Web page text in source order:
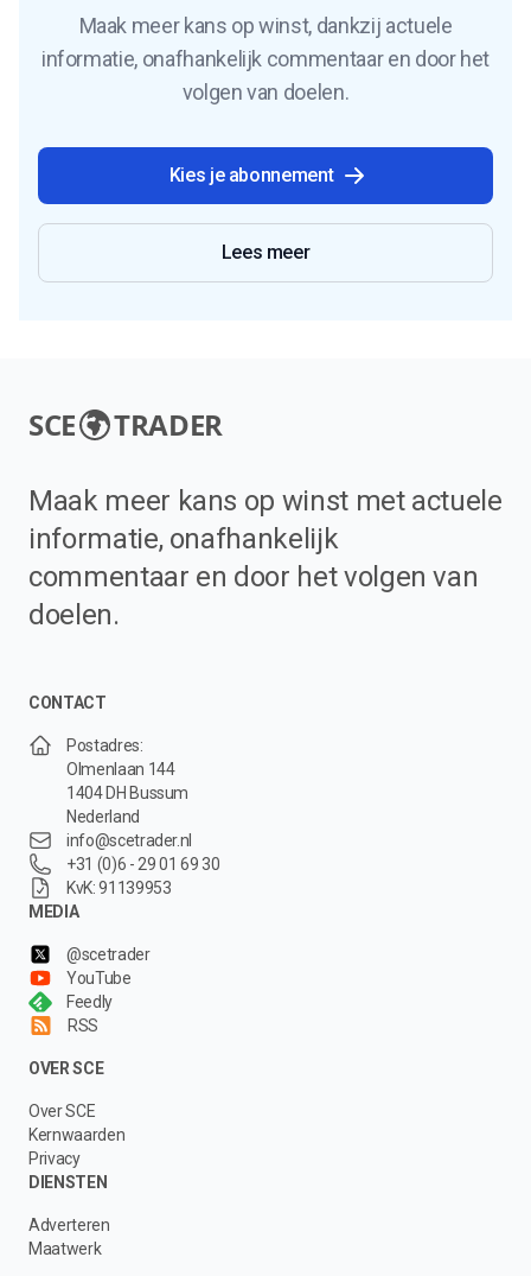
Maak meer kans op winst, dankzij actuele
informatie, onafhankelijk commentaar en door het
volgen van doelen.
Kies je abonnement
Lees meer
SCE TRADER
Maak meer kans op winst met actuele
informatie, onafhankelijk
commentaar en door het volgen van
doelen.
CONTACT
Postadres:
Olmenlaan 144
1404 DH Bussum
Nederland
info@scetrader.nl
+31 (0)6 - 29 01 69 30
KvK: 91139953
MEDIA
@scetrader
YouTube
Feedly
RSS
OVER SCE
Over SCE
Kernwaarden
Privacy
DIENSTEN
Adverteren
Maatwerk